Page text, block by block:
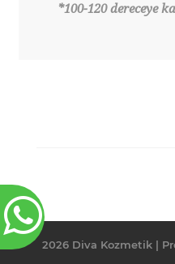
*100-120 dereceye
2026 Diva Kozmetik |